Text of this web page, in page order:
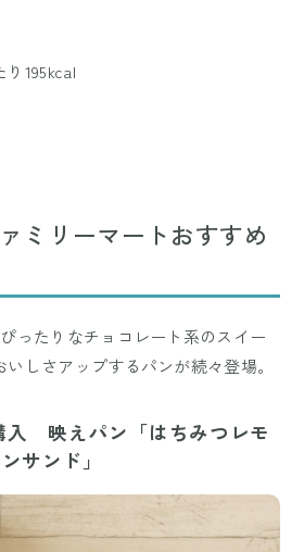
195kcal
ミリーマートおすすめ
ったりなチョコレート系のスイー
しさアップするパンが続々登場。
入 映えパン「はちみつレモ
サンド」